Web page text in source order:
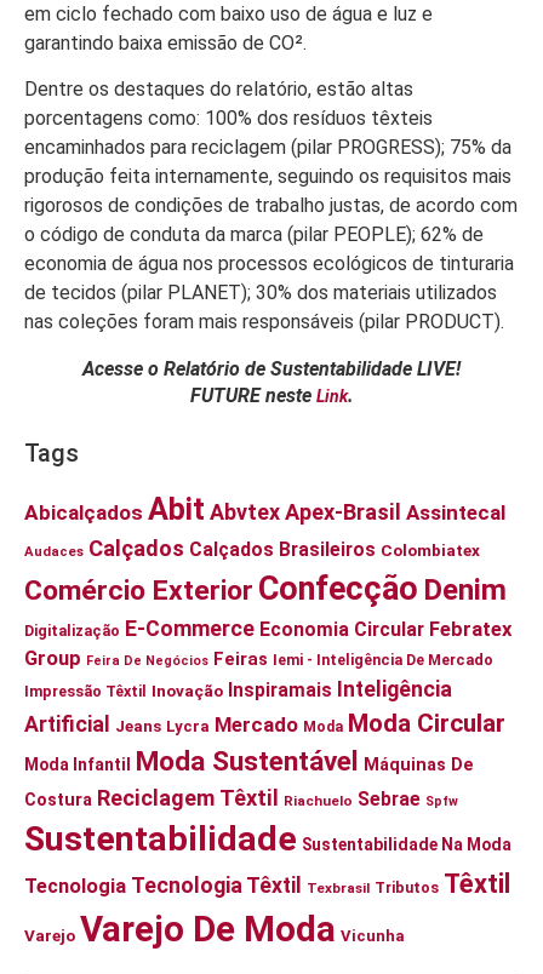
em ciclo fechado com baixo uso de água e luz e
garantindo baixa emissão de CO².
Dentre os destaques do relatório, estão altas
porcentagens como: 100% dos resíduos têxteis
encaminhados para reciclagem (pilar PROGRESS); 75% da
produção feita internamente, seguindo os requisitos mais
rigorosos de condições de trabalho justas, de acordo com
o código de conduta da marca (pilar PEOPLE); 62% de
economia de água nos processos ecológicos de tinturaria
de tecidos (pilar PLANET); 30% dos materiais utilizados
nas coleções foram mais responsáveis (pilar PRODUCT).
Acesse o Relatório de Sustentabilidade LIVE!
FUTURE neste Link.
Tags
Abicalçados Abit AbvtexApex-Brasil Assintecal
Audaces Calçados Calçados Brasileiros Colombiatex
Comércio Exterior Confecção Denim
Digitalização E-Commerce Economia Circular Febratex
Group Feira De Negócios Feiras Iemi - Inteligência De Mercado
Impressão Têxtil Inovação Inspiramais
Inteligência
Artificial
Jeans Lycra Mercado Moda Moda Circular
Moda Infantil Moda Sustentável
Máquinas De
Costura Reciclagem Têxtil Riachuelo Sebrae Spfw
Sustentabilidade Sustentabilidade Na Moda
Tecnologia Tecnologia Têxtil Texbrasil Tributos Têxtil
Varejo Varejo De Moda Vicunha